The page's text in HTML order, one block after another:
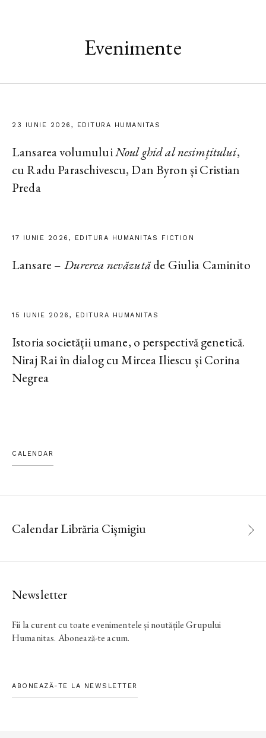
Evenimente
23 IUNIE 2026, EDITURA HUMANITAS
Lansarea volumuluiNoul ghid al nesimțitului,
cu Radu Paraschivescu, Dan Byron și Cristian
Preda
17 IUNIE 2026, EDITURA HUMANITAS FICTION
Lansare – Durerea nevăzutăde Giulia Caminito
15 IUNIE 2026, EDITURA HUMANITAS
Istoria societății umane, o perspectivă genetică.
Niraj Rai în dialog cu Mircea Iliescu și Corina
Negrea
CALENDAR
Calendar Librăria Cișmigiu
Newsletter
Fii la curent cu toate evenimentele și noutățile Grupului
Humanitas. Abonează-te acum.
ABONEAZĂ-TE LA NEWSLETTER